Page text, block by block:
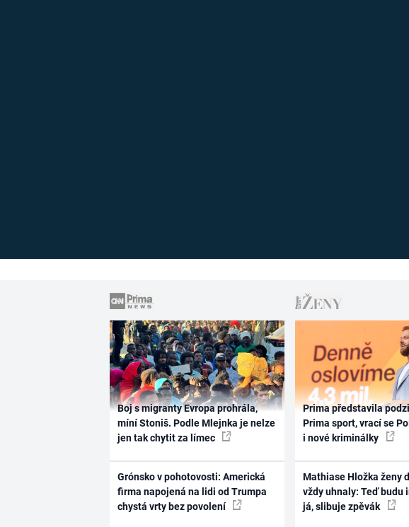
Boj s migranty Evropa prohrála,
míní Stoniš. Podle Mlejnka je nelze
jen tak chytit za límec
Grónsko v pohotovosti: Americká
firma napojená na lidi od Trumpa
chystá vrty bez povolení
Prima představila
Prima sport, vrací se
i nové kriminálky
Mathiase Hložka ženy
vždy uhnaly: Teď budu
já, slibuje zpěvák